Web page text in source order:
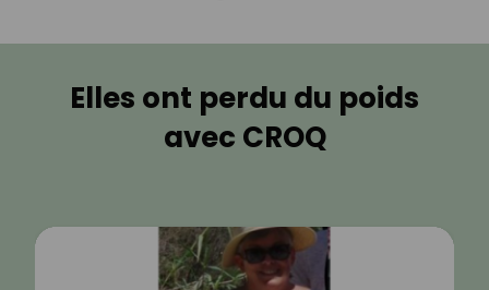
Elles ont perdu du poids
avec CROQ